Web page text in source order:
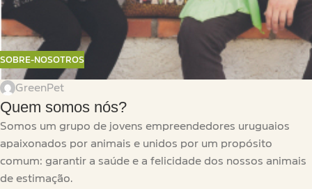
SOBRE-NOSOTROS
GreenPet
Quem somos nós?
Somos um grupo de jovens empreendedores uruguaios
apaixonados por animais e unidos por um propósito
comum: garantir a saúde e a felicidade dos nossos animais
de estimação.